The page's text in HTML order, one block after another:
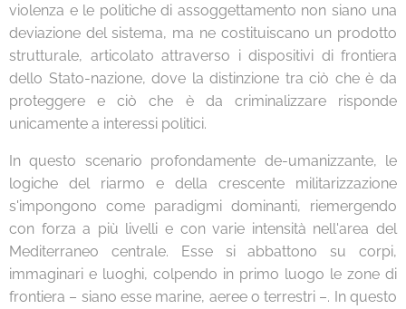
violenza e le politiche di assoggettamento non siano una
deviazione del sistema, ma ne costituiscano un prodotto
strutturale, articolato attraverso i dispositivi di frontiera
dello Stato-nazione, dove la distinzione tra ciò che è da
proteggere e ciò che è da criminalizzare risponde
unicamente a interessi politici.
In questo scenario profondamente de-umanizzante, le
logiche del riarmo e della crescente militarizzazione
s'impongono come paradigmi dominanti, riemergendo
con forza a più livelli e con varie intensità nell'area del
Mediterraneo centrale. Esse si abbattono su corpi,
immaginari e luoghi, colpendo in primo luogo le zone di
frontiera – siano esse marine, aeree o terrestri –. In questo